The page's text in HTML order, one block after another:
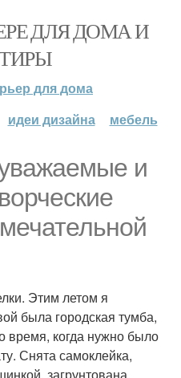
ДЛЯ ДОМА И
для дома
идеи дизайна мебель
и
Этим летом я
была городская тумба,
время, когда нужно было
Снята самоклейка,